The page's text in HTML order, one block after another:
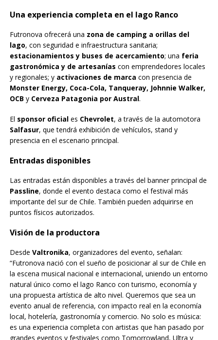
Una experiencia completa en el lago Ranco
Futronova ofrecerá una zona de camping a orillas del
lago, con seguridad e infraestructura sanitaria;
estacionamientos y buses de acercamiento; una feria
gastronómica y de artesanías con emprendedores locales
y regionales; y activaciones de marca con presencia de
Monster Energy, Coca-Cola, Tanqueray, Johnnie Walker,
OCB y Cerveza Patagonia por Austral.
El sponsor oficial es Chevrolet, a través de la automotora
Salfasur, que tendrá exhibición de vehículos, stand y
presencia en el escenario principal.
Entradas disponibles
Las entradas están disponibles a través del banner principal de
Passline, donde el evento destaca como el festival más
importante del sur de Chile. También pueden adquirirse en
puntos físicos autorizados.
Visión de la productora
Desde Valtronika, organizadores del evento, señalan:
“Futronova nació con el sueño de posicionar al sur de Chile en
la escena musical nacional e internacional, uniendo un entorno
natural único como el lago Ranco con turismo, economía y
una propuesta artística de alto nivel. Queremos que sea un
evento anual de referencia, con impacto real en la economía
local, hotelería, gastronomía y comercio. No solo es música:
es una experiencia completa con artistas que han pasado por
grandes eventos y festivales como Tomorrowland, Ultra y